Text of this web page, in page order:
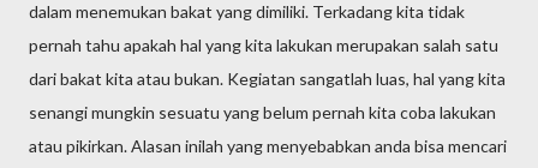
dalam menemukan bakat yang dimiliki. Terkadang kita tidak
pernah tahu apakah hal yang kita lakukan merupakan salah satu
dari bakat kita atau bukan. Kegiatan sangatlah luas, hal yang kita
senangi mungkin sesuatu yang belum pernah kita coba lakukan
atau pikirkan. Alasan inilah yang menyebabkan anda bisa mencari